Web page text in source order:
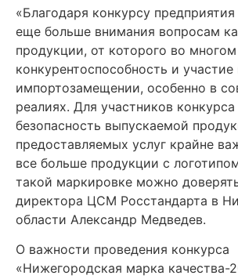
«Благодаря конкурсу предприятия
еще больше внимания вопросам
продукции, от которого во
конкурентоспособность и участие
импортозамещении, особенно в
реалиях. Для участников
безопасность выпускаемой
предоставляемых услуг крайне
все больше продукции с
такой маркировке можно
директора ЦСМ Росстандарта в
области Александр Медведев.
О важности проведения конкурса
«Нижегородская марка качества-